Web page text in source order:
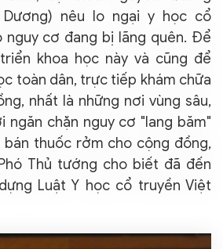
Dương) nêu lo ngại y học cổ
cơ đang bị lãng quên. Để
khoa học này và cũng để
toàn dân, trực tiếp khám chữa
nhất là những nơi vùng sâu,
ngăn chặn nguy cơ "lang băm"
bán thuốc rởm cho cộng đồng,
Thủ tướng cho biết đã đến
Luật Y học cổ truyền Việt